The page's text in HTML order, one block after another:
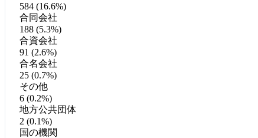
584 (16.6%)
合同会社
188 (5.3%)
合資会社
91 (2.6%)
合名会社
25 (0.7%)
その他
6 (0.2%)
地方公共団体
2 (0.1%)
国の機関